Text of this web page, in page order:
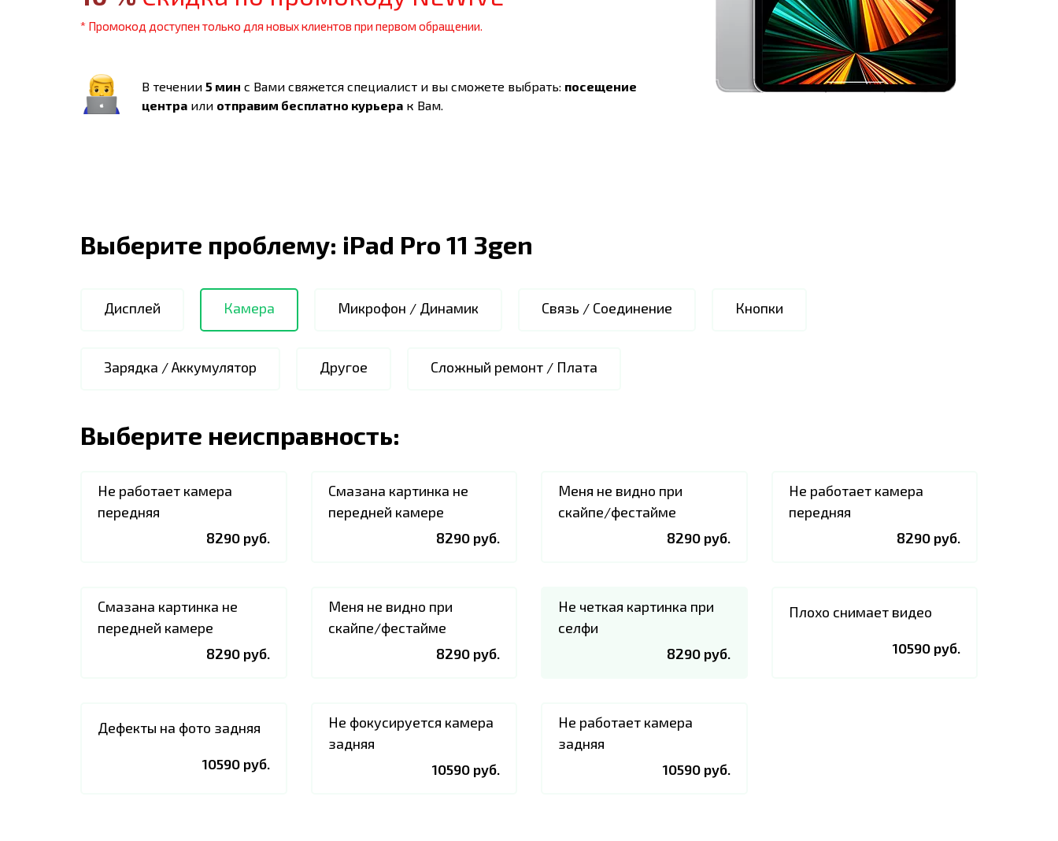
* Промокод доступен только для новых клиентов при первом обращении.
В течении 5 мин с Вами свяжется специалист и вы сможете выбрать: посещение
центра или отправим бесплатно курьера к Вам.
Выберите проблему: iPad Pro 11 3gen
Дисплей Камера Микрофон / Динамик Связь / Соединение Кнопки
Зарядка / Аккумулятор Другое Сложный ремонт / Плата
Выберите неисправность:
Не работает камера
передняя
8290 руб.
Смазана картинка не
передней камере
8290 руб.
Меня не видно при
скайпе/фестайме
8290 руб.
Не работает камера
передняя
8290 руб.
Смазана картинка не
передней камере
8290 руб.
Меня не видно при
скайпе/фестайме
8290 руб.
Не четкая картинка при
селфи
8290 руб.
Плохо снимает видео
10590 руб.
Дефекты на фото задняя
10590 руб.
Не фокусируется камера
задняя
10590 руб.
Не работает камера
задняя
10590 руб.